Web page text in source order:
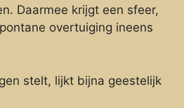
Daarmee krijgt een sfeer,
overtuiging ineens
stelt, lijkt bijna geestelijk